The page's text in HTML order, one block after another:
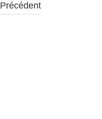
Précédent